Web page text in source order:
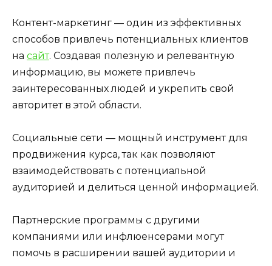
Контент-маркетинг — один из эффективных
способов привлечь потенциальных клиентов
на сайт. Создавая полезную и релевантную
информацию, вы можете привлечь
заинтересованных людей и укрепить свой
авторитет в этой области.
Социальные сети — мощный инструмент для
продвижения курса, так как позволяют
взаимодействовать с потенциальной
аудиторией и делиться ценной информацией.
Партнерские программы с другими
компаниями или инфлюенсерами могут
помочь в расширении вашей аудитории и